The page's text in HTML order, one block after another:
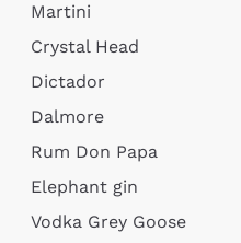
Martini
Crystal Head
Dictador
Dalmore
Rum Don Papa
Elephant gin
Vodka Grey Goose